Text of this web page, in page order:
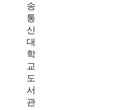
송
통
신
대
학
교
도
서
관